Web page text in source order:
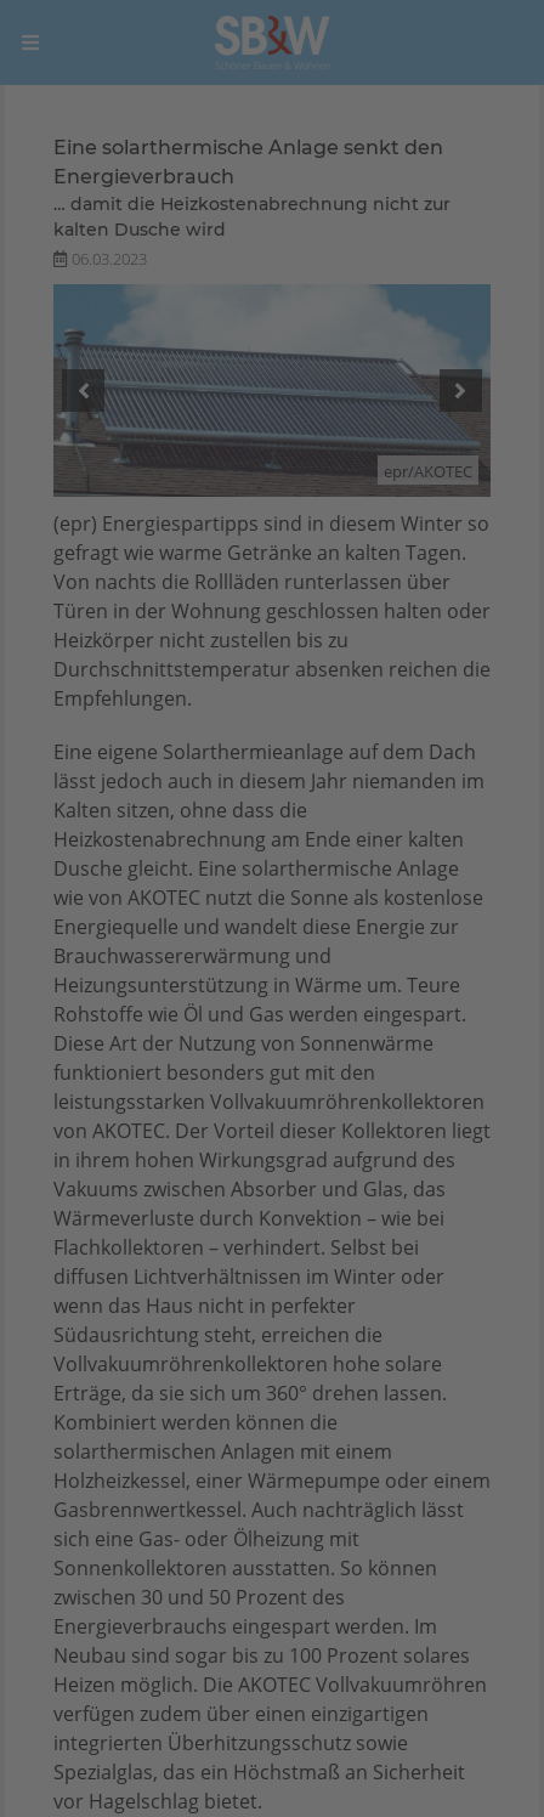
Eine solarthermische Anlage senkt den
Energieverbrauch
… damit die Heizkostenabrechnung nicht zur
kalten Dusche wird
06.03.2023
epr/AKOTEC
(epr) Energiespartipps sind in diesem Winter so
gefragt wie warme Getränke an kalten Tagen.
Von nachts die Rollläden runterlassen über
Türen in der Wohnung geschlossen halten oder
Heizkörper nicht zustellen bis zu
Durchschnittstemperatur absenken reichen die
Empfehlungen.
Eine eigene Solarthermieanlage auf dem Dach
lässt jedoch auch in diesem Jahr niemanden im
Kalten sitzen, ohne dass die
Heizkostenabrechnung am Ende einer kalten
Dusche gleicht. Eine solarthermische Anlage
wie von AKOTEC nutzt die Sonne als kostenlose
Energiequelle und wandelt diese Energie zur
Brauchwassererwärmung und
Heizungsunterstützung in Wärme um. Teure
Rohstoffe wie Öl und Gas werden eingespart.
Diese Art der Nutzung von Sonnenwärme
funktioniert besonders gut mit den
leistungsstarken Vollvakuumröhrenkollektoren
von AKOTEC. Der Vorteil dieser Kollektoren liegt
in ihrem hohen Wirkungsgrad aufgrund des
Vakuums zwischen Absorber und Glas, das
Wärmeverluste durch Konvektion – wie bei
Flachkollektoren – verhindert. Selbst bei
diffusen Lichtverhältnissen im Winter oder
wenn das Haus nicht in perfekter
Südausrichtung steht, erreichen die
Vollvakuumröhrenkollektoren hohe solare
Erträge, da sie sich um 360° drehen lassen.
Kombiniert werden können die
solarthermischen Anlagen mit einem
Holzheizkessel, einer Wärmepumpe oder einem
Gasbrennwertkessel. Auch nachträglich lässt
sich eine Gas- oder Ölheizung mit
Sonnenkollektoren ausstatten. So können
zwischen 30 und 50 Prozent des
Energieverbrauchs eingespart werden. Im
Neubau sind sogar bis zu 100 Prozent solares
Heizen möglich. Die AKOTEC Vollvakuumröhren
verfügen zudem über einen einzigartigen
integrierten Überhitzungsschutz sowie
Spezialglas, das ein Höchstmaß an Sicherheit
vor Hagelschlag bietet.